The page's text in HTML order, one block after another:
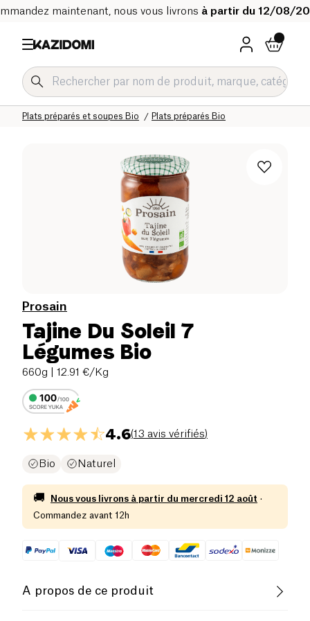
maintenant, nous vous livrons à partir du 12/08/
Plats préparés Bio
Plats préparés et soupes Bio
Epicerie salée Bio
Notre catalogue bio
Accueil
Prosain
Tajine Du Soleil 7
Légumes Bio
660g | 12.91 €/Kg
4.6(13 avis vérifiés)
Bio Naturel
🚚 Nous vous livrons à partir du mercredi 12 août ·
Commandez avant 12h
A propos de ce produit